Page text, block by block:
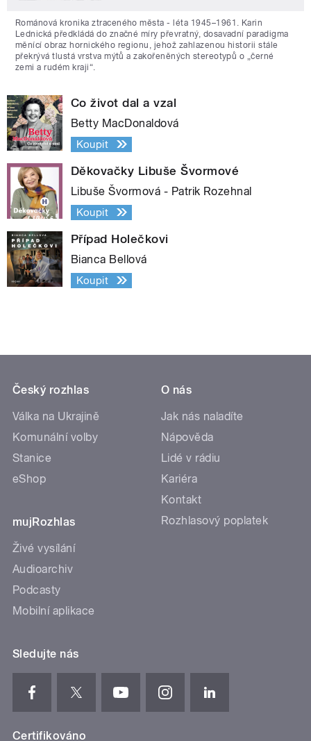
Románová kronika ztraceného města - léta 1945–1961. Karin
Lednická předkládá do značné míry převratný, dosavadní paradigma
měnící obraz hornického regionu, jehož zahlazenou historii stále
překrývá tlustá vrstva mýtů a zakořeněných stereotypů o „černé
zemi a rudém kraji“.
Co život dal a vzal
Betty MacDonaldová
Koupit
Děkovačky Libuše Švormové
Libuše Švormová - Patrik Rozehnal
Koupit
Případ Holečkovi
Bianca Bellová
Koupit
Český rozhlas
Válka na Ukrajině
Komunální volby
Stanice
eShop
mujRozhlas
Živé vysílání
Audioarchiv
Podcasty
Mobilní aplikace
O nás
Jak nás naladíte
Nápověda
Lidé v rádiu
Kariéra
Kontakt
Rozhlasový poplatek
Sledujte nás
Certifikováno